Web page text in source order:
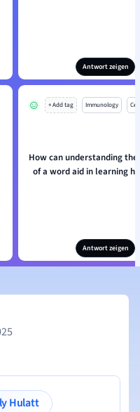
Antwort zeigen
+ Add tag Immunology
How can understanding
of a word aid in learning
Antwort zeigen
Lily Hulatt